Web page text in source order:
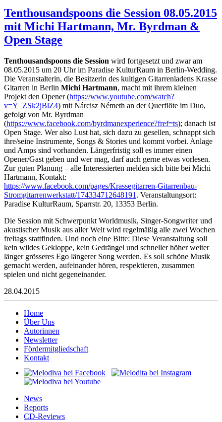
Tenthousandspoons die Session 08.05.2015
mit Michi Hartmann, Mr. Byrdman &
Open Stage
Tenthousandspoons die Session wird fortgesetzt und zwar am
08.05.2015 um 20 Uhr im Paradise KulturRaum in Berlin-Wedding.
Die Veranstalterin, die Besitzerin des kultigen Gitarrenladens Krasse
Gitarren in Berlin Michi Hartmann, macht mit ihrem kleinen
Projekt den Opener (https://www.youtube.com/watch?
v=Y_ZSk2jBlZ4) mit Nárcisz Németh an der Querflöte im Duo,
gefolgt von Mr. Byrdman
(https://www.facebook.com/byrdmanexperience?fref=ts); danach ist
Open Stage. Wer also Lust hat, sich dazu zu gesellen, schnappt sich
ihre/seine Instrumente, Songs & Stories und kommt vorbei. Anlage
und Amps sind vorhanden. Längerfristig soll es immer einen
Opener/Gast geben und wer mag, darf auch gerne etwas vorlesen.
Zur guten Planung – alle Interessierten melden sich bitte bei Michi
Hartmann, Kontakt:
https://www.facebook.com/pages/Krassegitarren-Gitarrenbau-
Stromgitarrenwerkstatt/174334712648191 . Veranstaltungsort:
Paradise KulturRaum, Sparrstr. 20, 13353 Berlin.
Die Session mit Schwerpunkt Worldmusik, Singer-Songwriter und
akustischer Musik aus aller Welt wird regelmäßig alle zwei Wochen
freitags stattfinden. Und noch eine Bitte: Diese Veranstaltung soll
kein wildes Gekloppe, kein Gedrängel und schneller höher weiter
länger grösseres Ego längerer Song werden. Es soll schöne Musik
gemacht werden, aufeinander hören, respektieren, zusammen
spielen und nicht gegeneinander.
28.04.2015
Home
Über Uns
Autorinnen
Newsletter
Fördermitgliedschaft
Kontakt
News
Reports
CD-Reviews